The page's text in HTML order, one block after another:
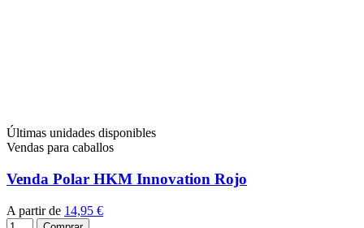
Últimas unidades disponibles
Vendas para caballos
Venda Polar HKM Innovation Rojo
A partir de 14,95 €